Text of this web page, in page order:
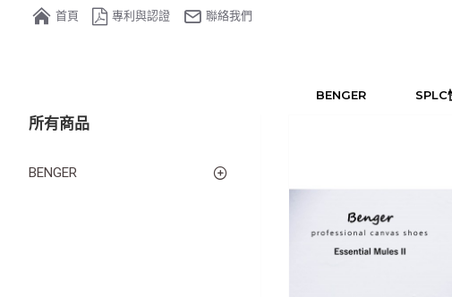
首頁 專利與認證 聯絡我們
BENGER SPLC
所有商品
BENGER